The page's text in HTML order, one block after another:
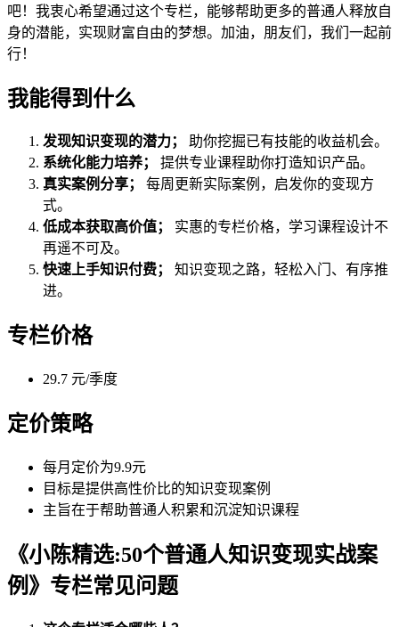
吧！我衷心希望通过这个专栏，能够帮助更多的普通人释放自
身的潜能，实现财富自由的梦想。加油，朋友们，我们一起前
行！
我能得到什么
发现知识变现的潜力；
助你挖掘已有技能的收益机会。
系统化能力培养；
提供专业课程助你打造知识产品。
真实案例分享；
每周更新实际案例，启发你的变现方
式。
低成本获取高价值；
实惠的专栏价格，学习课程设计不
再遥不可及。
快速上手知识付费；
知识变现之路，轻松入门、有序推
进。
专栏价格
29.7 元/季度
定价策略
每月定价为9.9元
目标是提供高性价比的知识变现案例
主旨在于帮助普通人积累和沉淀知识课程
《小陈精选:50个普通人知识变现实战案
例》专栏常见问题